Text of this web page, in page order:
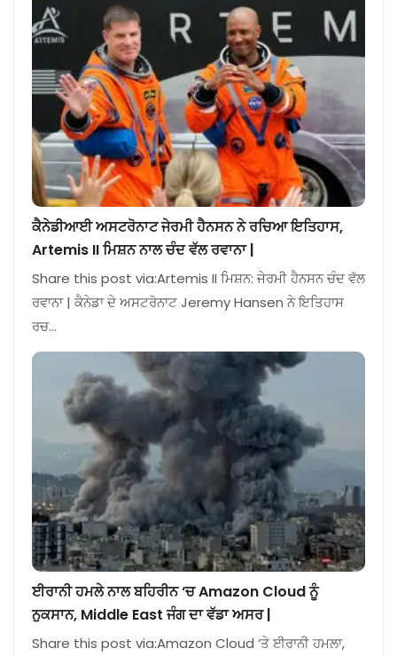
ਕੈਨੇਡੀਆਈ ਅਸਟਰੋਨਾਟ ਜੇਰਮੀ ਹੈਨਸਨ ਨੇ ਰਚਿਆ ਇਤਿਹਾਸ,
Artemis II ਮਿਸ਼ਨ ਨਾਲ ਚੰਦ ਵੱਲ ਰਵਾਨਾ |
Share this post via:Artemis II ਮਿਸ਼ਨ: ਜੇਰਮੀ ਹੈਨਸਨ ਚੰਦ ਵੱਲ
ਰਵਾਨਾ | ਕੈਨੇਡਾ ਦੇ ਅਸਟਰੋਨਾਟ Jeremy Hansen ਨੇ ਇਤਿਹਾਸ
ਰਚ…
ਈਰਾਨੀ ਹਮਲੇ ਨਾਲ ਬਹਿਰੀਨ ‘ਚ Amazon Cloud ਨੂੰ
ਨੁਕਸਾਨ, Middle East ਜੰਗ ਦਾ ਵੱਡਾ ਅਸਰ |
Share this post via:Amazon Cloud ‘ਤੇ ਈਰਾਨੀ ਹਮਲਾ,